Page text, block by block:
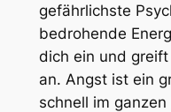
gefährlichste
bedrohende
dich ein und
an. Angst ist ein
schnell im